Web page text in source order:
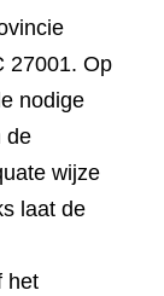
27001. Op
nodige
de
wijze
laat de
het